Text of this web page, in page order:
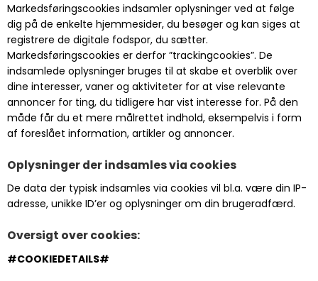
Markedsføringscookies indsamler oplysninger ved at følge
dig på de enkelte hjemmesider, du besøger og kan siges at
registrere de digitale fodspor, du sætter.
Markedsføringscookies er derfor ”trackingcookies”. De
indsamlede oplysninger bruges til at skabe et overblik over
dine interesser, vaner og aktiviteter for at vise relevante
annoncer for ting, du tidligere har vist interesse for. På den
måde får du et mere målrettet indhold, eksempelvis i form
af foreslået information, artikler og annoncer.
Oplysninger der indsamles via cookies
De data der typisk indsamles via cookies vil bl.a. være din IP-
adresse, unikke ID’er og oplysninger om din brugeradfærd.
Oversigt over cookies:
#COOKIEDETAILS#